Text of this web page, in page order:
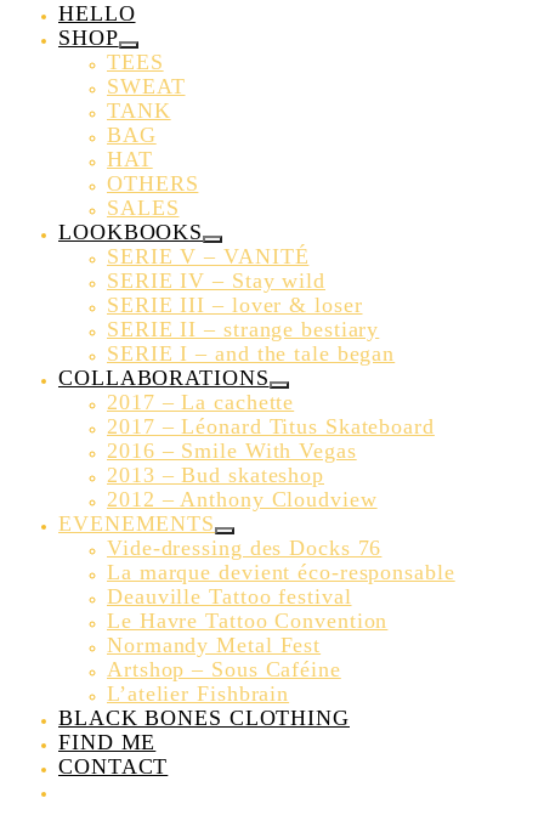
HELLO
SHOP
TEES
SWEAT
TANK
BAG
HAT
OTHERS
SALES
LOOKBOOKS
SERIE V – VANITÉ
SERIE IV – Stay wild
SERIE III – lover & loser
SERIE II – strange bestiary
SERIE I – and the tale began
COLLABORATIONS
2017 – La cachette
2017 – Léonard Titus Skateboard
2016 – Smile With Vegas
2013 – Bud skateshop
2012 – Anthony Cloudview
EVENEMENTS
Vide-dressing des Docks 76
La marque devient éco-responsable
Deauville Tattoo festival
Le Havre Tattoo Convention
Normandy Metal Fest
Artshop – Sous Caféine
L’atelier Fishbrain
BLACK BONES CLOTHING
FIND ME
CONTACT